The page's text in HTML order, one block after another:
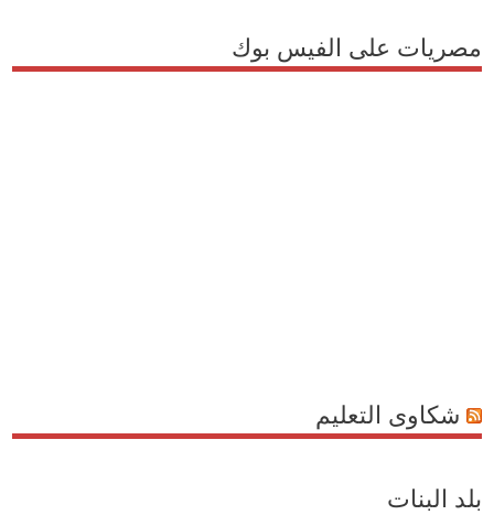
مصريات على الفيس بوك
شكاوى التعليم
بلد البنات